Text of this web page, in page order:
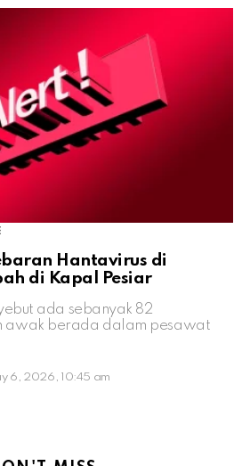
Hantavirus di
di Kapal Pesiar
ada sebanyak 82
awak berada dalam pesawat
6, 2026, 10:45 am